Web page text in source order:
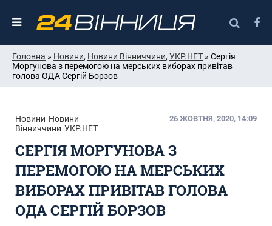
Головна » Новини, Новини Вінниччини, УКР.НЕТ » Сергія
Моргунова з перемогою на мерських виборах привітав
голова ОДА Сергій Борзов
Новини Новини
Вінниччини УКР.НЕТ
26 ЖОВТНЯ, 2020, 14:09
СЕРГІЯ МОРГУНОВА З
ПЕРЕМОГОЮ НА МЕРСЬКИХ
ВИБОРАХ ПРИВІТАВ ГОЛОВА
ОДА СЕРГІЙ БОРЗОВ